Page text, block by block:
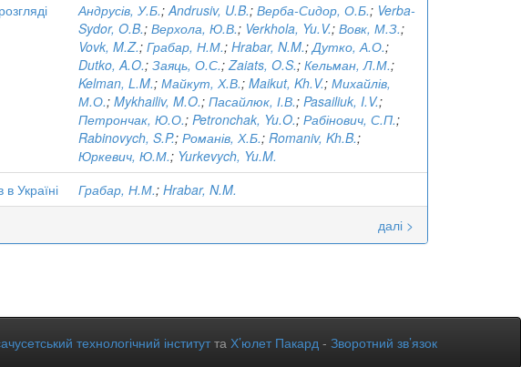
Андрусів, У.Б.;Andrusiv, U.B.; Верба-Сидор, О.Б.; Verba-
Sydor, O.B.; Верхола, Ю.В.; Verkhola, Yu.V.; Вовк, М.З.;
Vovk, M.Z.; Грабар, Н.М.; Hrabar, N.M.;Дутко, А.О.;
Dutko, A.O.; Заяць, О.С.;Zaiats, O.S.; Кельман, Л.М.;
Kelman, L.M.; Майкут, Х.В.; Maikut, Kh.V.; Михайлів,
М.О.; Mykhailiv, M.O.; Пасайлюк, І.В.; Pasailiuk, I.V.;
Петрончак, Ю.О.; Petronchak, Yu.O.; Рабінович, С.П.;
Rabinovych, S.P.; Романів, Х.Б.; Romaniv, Kh.B.;
Юркевич, Ю.М.; Yurkevych, Yu.M.
Україні Грабар, Н.М.; Hrabar, N.M.
далі >
технологічний інститутта Х’юлет Пакард - Зворотний зв’язок